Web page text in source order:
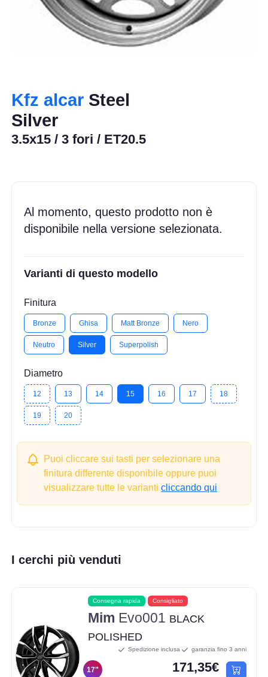
Kfz alcar Steel
Silver
3.5x15 / 3 fori / ET20.5
Al momento, questo prodotto non è
disponibile nella versione selezionata.
Varianti di questo modello
Finitura
Bronze Ghisa Matt Bronze Nero
Neutro Silver Superpolish
Diametro
12 13 14 15 16 17 18
19 20
Puoi cliccare sui tasti per selezionare una
finitura differente disponibile oppure puoi
visualizzare tutte le varianticliccando qui
I cerchi più venduti
Consegna rapida Consigliato
Mim Evo001 BLACK
POLISHED
17"
Spedizione inclusa garanzia fino 3 anni
171,35€